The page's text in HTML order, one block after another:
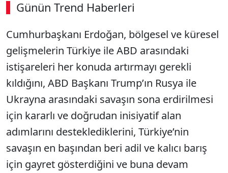
Günün Trend Haberleri
Cumhurbaşkanı Erdoğan, bölgesel ve küresel
gelişmelerin Türkiye ile ABD arasındaki
istişareleri her konuda artırmayı gerekli
kıldığını, ABD Başkanı Trump’ın Rusya ile
Ukrayna arasındaki savaşın sona erdirilmesi
için kararlı ve doğrudan inisiyatif alan
adımlarını desteklediklerini, Türkiye’nin
savaşın en başından beri adil ve kalıcı barış
için gayret gösterdiğini ve buna devam